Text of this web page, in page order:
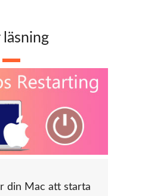
läsning
din Mac att starta